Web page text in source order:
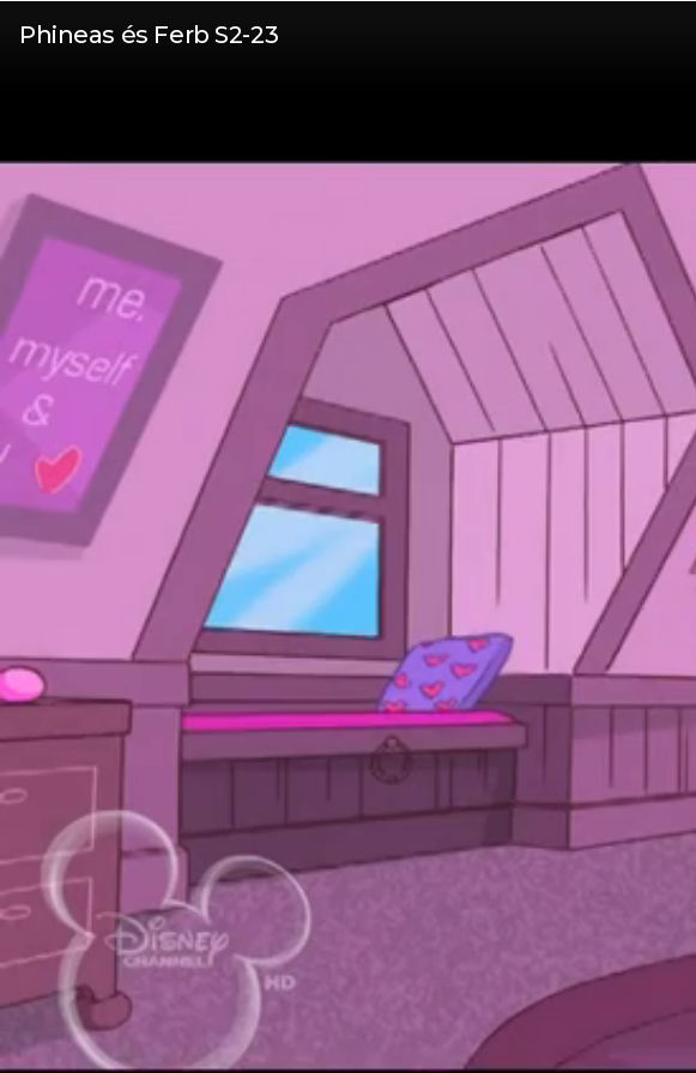
Phineas és Ferb S2-23